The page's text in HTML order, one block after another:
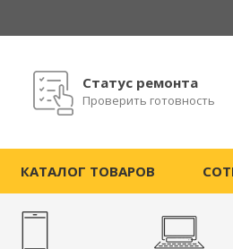
Статус ремонта
Проверить готовность
КАТАЛОГ ТОВАРОВ